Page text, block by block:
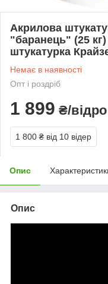
Акрилова
"баранець" (25
штукатурка
Немає в наявності
Опт і роздріб
1 899 ₴/відро
1 800 ₴ від 10 відер
Опис
Опис